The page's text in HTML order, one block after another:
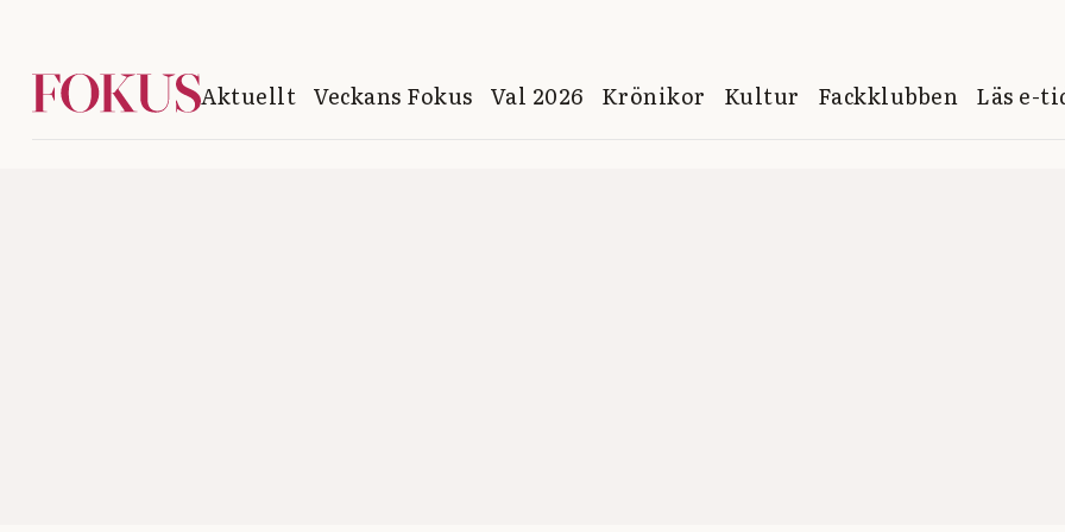
Aktuellt Veckans Fokus Val 2026 Krönikor Kultur Fackklubben Läs e-